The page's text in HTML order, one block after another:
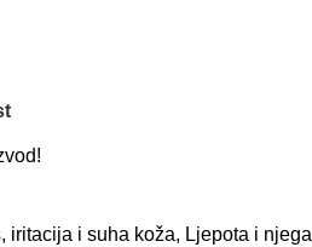
iritacija i suha koža, Ljepota i njega